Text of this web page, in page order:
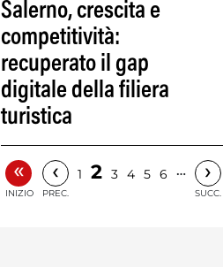
Salerno, crescita e
competitività:
recuperato il gap
digitale della filiera
turistica
«
INIZIO
‹
PREC.
1 2 3 4 5 6 … ›
SUCC.